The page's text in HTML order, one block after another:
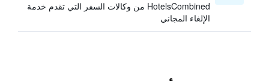
HotelsCombined من وكالات السفر التي تقدم خدمة
الإلغاء المجاني